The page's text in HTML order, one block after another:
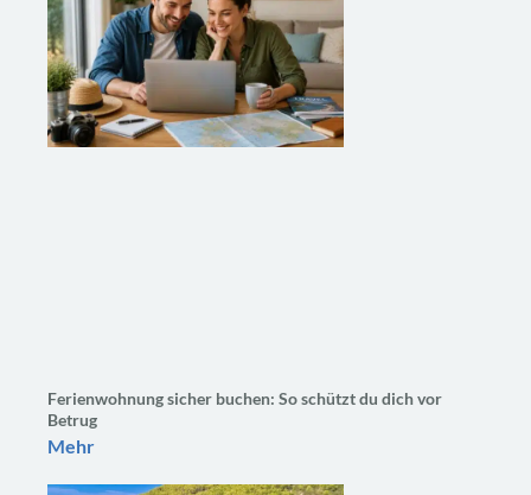
Ferienwohnung sicher buchen: So schützt du dich vor
Betrug
Mehr